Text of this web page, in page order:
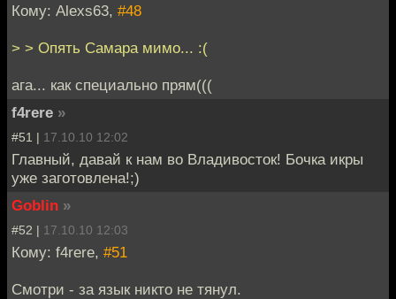
Кому: Alexs63, #48
> > Опять Самара мимо... :(
ага... как специально прям(((
f4rere »
#51 | 17.10.10 12:02
Главный, давай к нам во Владивосток! Бочка икры
уже заготовлена!;)
Goblin »
#52 | 17.10.10 12:03
Кому: f4rere, #51
Смотри - за язык никто не тянул.